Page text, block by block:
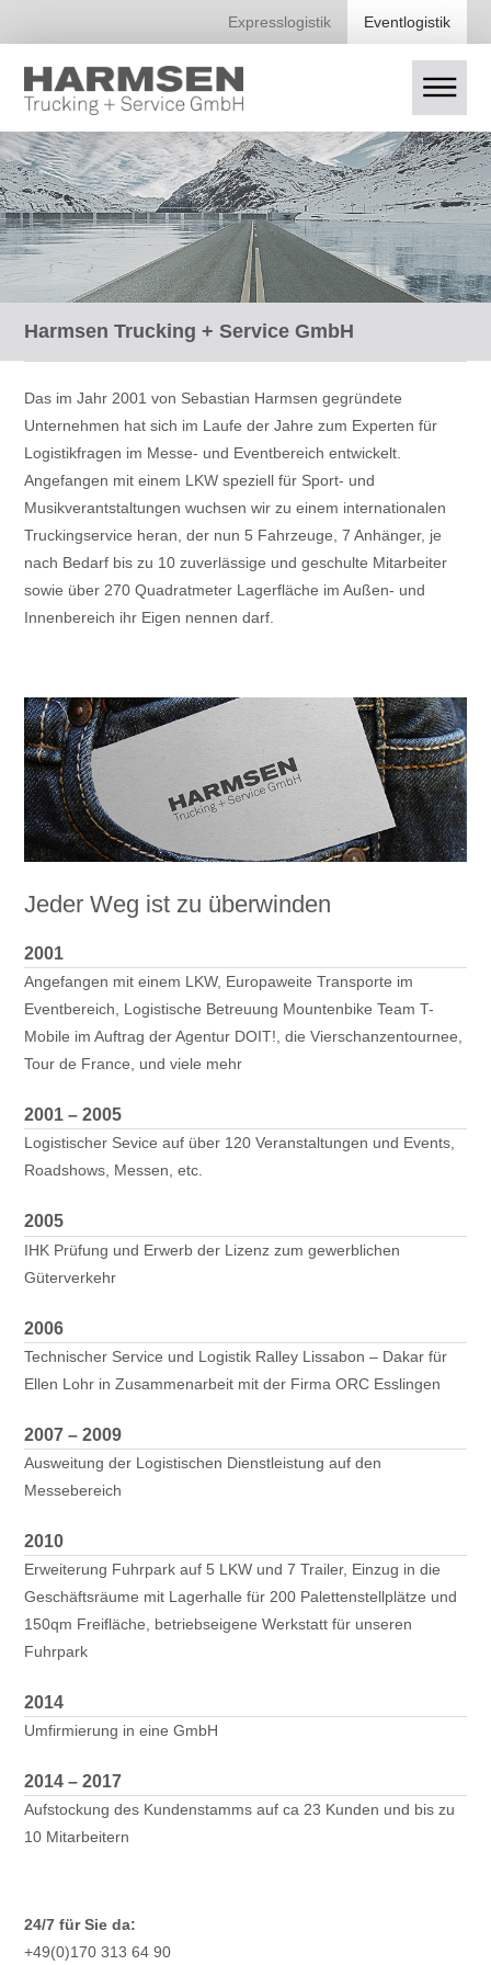
Eventlogistik
Expresslogistik
Harmsen Trucking + Service GmbH
Das im Jahr 2001 von Sebastian Harmsen gegründete
Unternehmen hat sich im Laufe der Jahre zum Experten für
Logistikfragen im Messe- und Eventbereich entwickelt.
Angefangen mit einem LKW speziell für Sport- und
Musikverantstaltungen wuchsen wir zu einem internationalen
Truckingservice heran, der nun 5 Fahrzeuge, 7 Anhänger, je
nach Bedarf bis zu 10 zuverlässige und geschulte Mitarbeiter
sowie über 270 Quadratmeter Lagerfläche im Außen- und
Innenbereich ihr Eigen nennen darf.
Jeder Weg ist zu überwinden
2001
Angefangen mit einem LKW, Europaweite Transporte im
Eventbereich, Logistische Betreuung Mountenbike Team T-
Mobile im Auftrag der Agentur DOIT!, die Vierschanzentournee,
Tour de France, und viele mehr
2001 – 2005
Logistischer Sevice auf über 120 Veranstaltungen und Events,
Roadshows, Messen, etc.
2005
IHK Prüfung und Erwerb der Lizenz zum gewerblichen
Güterverkehr
2006
Technischer Service und Logistik Ralley Lissabon – Dakar für
Ellen Lohr in Zusammenarbeit mit der Firma ORC Esslingen
2007 – 2009
Ausweitung der Logistischen Dienstleistung auf den
Messebereich
2010
Erweiterung Fuhrpark auf 5 LKW und 7 Trailer, Einzug in die
Geschäftsräume mit Lagerhalle für 200 Palettenstellplätze und
150qm Freifläche, betriebseigene Werkstatt für unseren
Fuhrpark
2014
Umfirmierung in eine GmbH
2014 – 2017
Aufstockung des Kundenstamms auf ca 23 Kunden und bis zu
10 Mitarbeitern
24/7 für Sie da:
+49(0)170 313 64 90